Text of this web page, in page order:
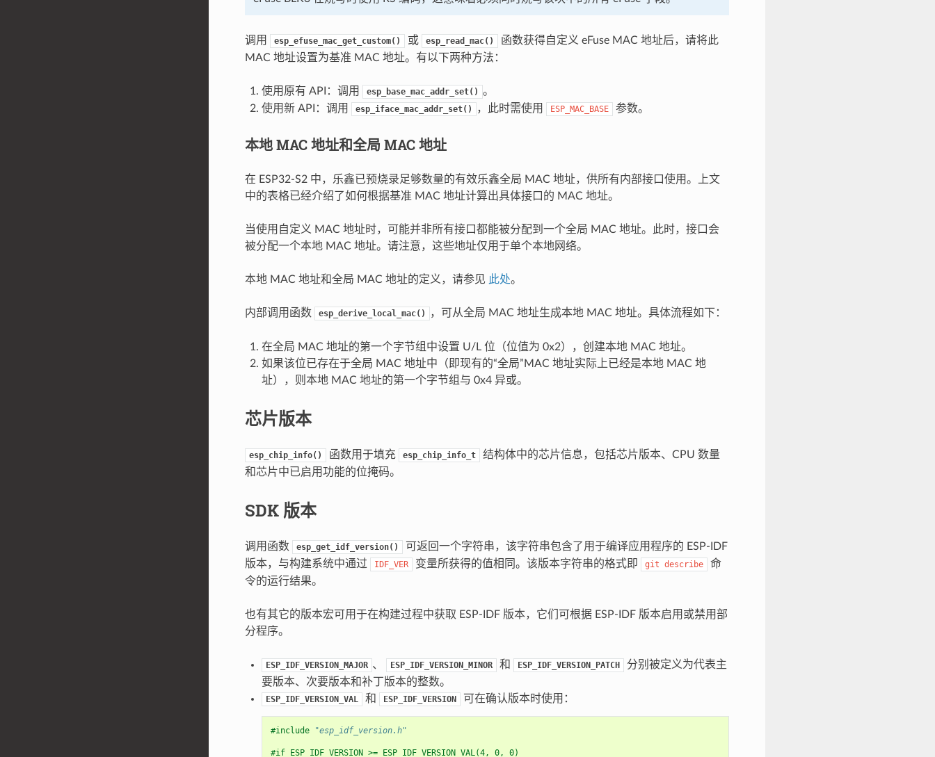
调用 esp_efuse_mac_get_custom() 或 esp_read_mac()
函数获得自定义 eFuse MAC 地址后，请将此
MAC 地址设置为基准 MAC 地址。有以下两种方法：
使用原有 API：调用 esp_base_mac_addr_set() 。
使用新 API：调用
esp_iface_mac_addr_set() ，此时需使用 ESP_MAC_BASE 参数。
本地 MAC 地址和全局 MAC 地址
在 ESP32-S2 中，乐鑫已预烧录足够数量的有效乐鑫全局 MAC 地址，供所有内部接口使用。上文
中的表格已经介绍了如何根据基准 MAC 地址计算出具体接口的 MAC 地址。
当使用自定义 MAC 地址时，可能并非所有接口都能被分配到一个全局 MAC 地址。此时，接口会
被分配一个本地 MAC 地址。请注意，这些地址仅用于单个本地网络。
本地 MAC 地址和全局 MAC 地址的定义，请参见 此处。
内部调用函数 esp_derive_local_mac() ，可从全局 MAC 地址生成本地 MAC 地址。具体流程如下：
在全局 MAC 地址的第一个字节组中设置 U/L 位（位值为 0x2），创建本地 MAC 地址。
如果该位已存在于全局 MAC 地址中（即现有的“全局”MAC 地址实际上已经是本地 MAC 地
址），则本地 MAC 地址的第一个字节组与 0x4 异或。
芯片版本
esp_chip_info() 函数用于填充 esp_chip_info_t
结构体中的芯片信息，包括芯片版本、CPU 数量
和芯片中已启用功能的位掩码。
SDK 版本
调用函数 esp_get_idf_version()
可返回一个字符串，该字符串包含了用于编译应用程序的 ESP-IDF
版本，与构建系统中通过
IDF_VER 变量所获得的值相同。该版本字符串的格式即 git describe
命
令的运行结果。
也有其它的版本宏可用于在构建过程中获取 ESP-IDF 版本，它们可根据 ESP-IDF 版本启用或禁用部
分程序。
ESP_IDF_VERSION_MAJOR 、 ESP_IDF_VERSION_MINOR 和 ESP_IDF_VERSION_PATCH
分别被定义为代表主
要版本、次要版本和补丁版本的整数。
ESP_IDF_VERSION_VAL 和 ESP_IDF_VERSION 可在确认版本时使用：
#include "esp_idf_version.h"
#if ESP_IDF_VERSION >= ESP_IDF_VERSION_VAL(4, 0, 0)